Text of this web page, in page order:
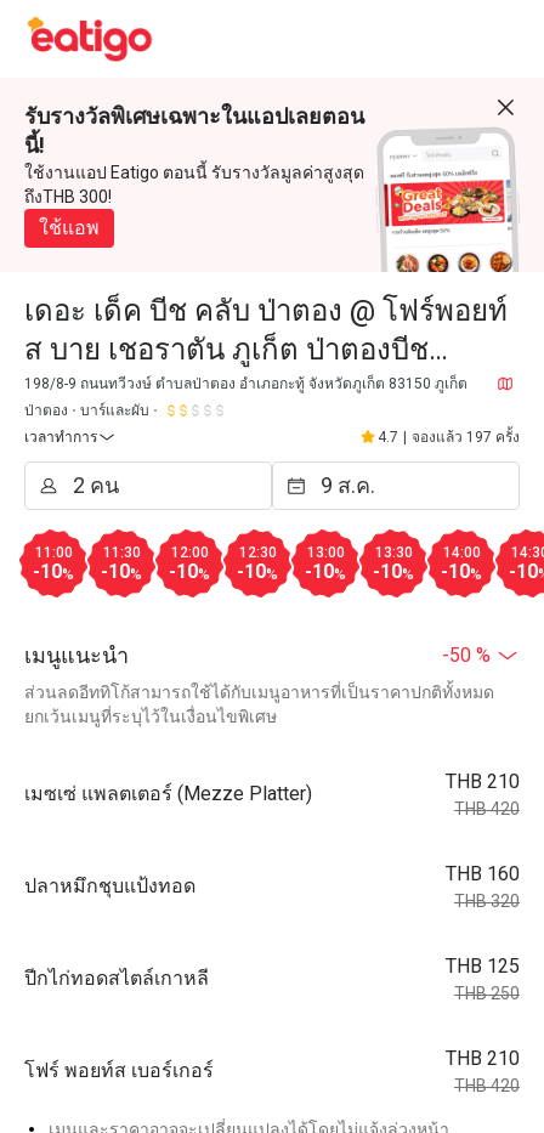
รับรางวัลพิเศษเฉพาะในแอปเลยตอน
นี้!
ใช้งานแอป Eatigo ตอนนี้ รับรางวัลมูลค่าสูงสุด
ถึงTHB 300!
ใช้แอพ
เดอะ เด็ค บีช คลับ ป่าตอง @ โฟร์พอยท์
ส บาย เชอราตัน ภูเก็ต ป่าตองบีช
รีสอร์ท (The Deck Beach Club Patong
@ Four Points by Sherat
198/8-9 ถนนทวีวงษ์ ตำบลป่าตอง อำเภอกะทู้ จังหวัดภูเก็ต 83150 ภูเก็ต
ป่าตอง
บาร์และผับ
เวลาทำการ
4.7 จองแล้ว 197 ครั้ง
11:00
-10%
11:30
-10%
12:00
-10%
12:30
-10%
13:00
-10%
13:30
-10%
14:00
-10% -10
เมนูแนะนำ -50 %
ส่วนลดอีททิโก้สามารถใช้ได้กับเมนูอาหารที่เป็นราคาปกติทั้งหมด
ยกเว้นเมนูที่ระบุไว้ในเงื่อนไขพิเศษ
เมซเซ่ แพลตเตอร์ (Mezze Platter)
THB 210
THB 420
ปลาหมึกชุบแป้งทอด
THB 160
THB 320
ปีกไก่ทอดสไตล์เกาหลี
THB 125
THB 250
โฟร์ พอยท์ส เบอร์เกอร์
THB 210
THB 420